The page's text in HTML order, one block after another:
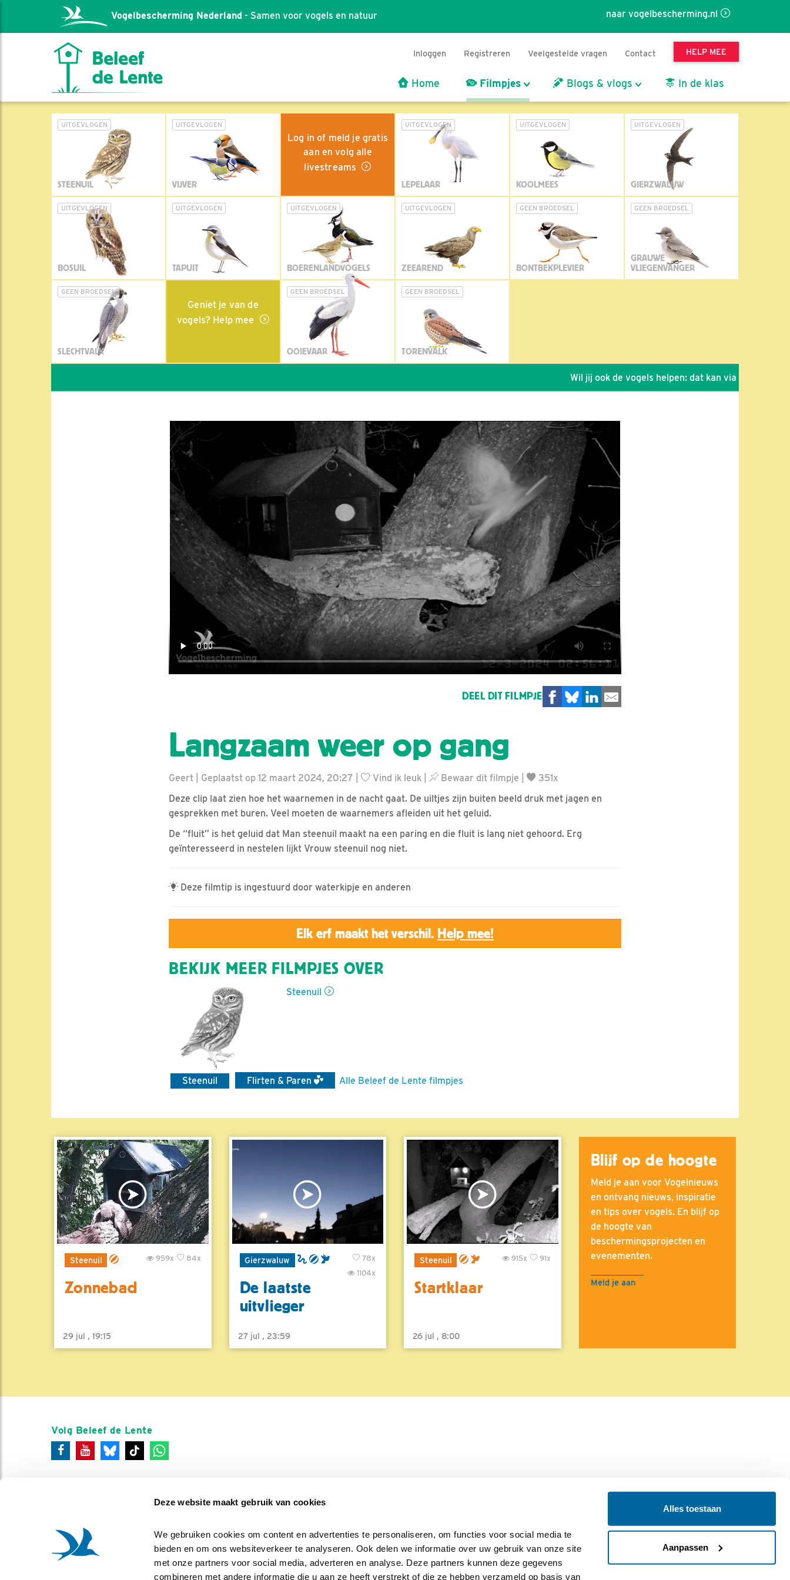
Deze website maakt gebruik van cookies
We gebruiken cookies om content en advertenties te personaliseren, om functies voor social media te
bieden en om ons websiteverkeer te analyseren. Ook delen we informatie over uw gebruik van onze site
met onze partners voor social media, adverteren en analyse. Deze partners kunnen deze gegevens
combineren met andere informatie die u aan ze heeft verstrekt of die ze hebben verzameld op basis van
Alles toestaan
Aanpassen
naar vogelbescherming.nl
Vogelbescherming Nederland - Samen voor vogels en natuur
Inloggen Registreren Veelgestelde vragen Contact HELP MEE
Home Filmpjes Blogs & vlogs In de klas
UITGEVLOGEN
STEENUIL
UITGEVLOGEN
VIJVER
Log in of meld je gratis
aan en volg alle
livestreams
UITGEVLOGEN
LEPELAAR
UITGEVLOGEN
KOOLMEES
UITGEVLOGEN
GIERZWALUW
UITGEVLOGEN
BOSUIL
UITGEVLOGEN
TAPUIT
UITGEVLOGEN
BOERENLANDVOGELS
UITGEVLOGEN
ZEEAREND
GEEN BROEDSEL
BONTBEKPLEVIER
GEEN BROEDSEL
GRAUWE
VLIEGENVANGER
GEEN BROEDSEL
SLECHTVALK
Geniet je van de
vogels? Help mee
GEEN BROEDSEL
OOIEVAAR
GEEN BROEDSEL
TORENVALK
Wil jij ook de vogels helpen: dat kan via de link!
DEEL DIT FILMPJE
Langzaam weer op gang
Geert | Geplaatst op 12 maart 2024, 20:27 | Vind ik leuk Bewaar dit filmpje
351x
Deze clip laat zien hoe het waarnemen in de nacht gaat. De uiltjes zijn buiten beeld druk met jagen en
gesprekken met buren. Veel moeten de waarnemers afleiden uit het geluid.
De “fluit” is het geluid dat Man steenuil maakt na een paring en die fluit is lang niet gehoord. Erg
geïnteresseerd in nestelen lijkt Vrouw steenuil nog niet.
Deze filmtip is ingestuurd door waterkipje en anderen
Elk erf maakt het verschil. Help mee!
BEKIJK MEER FILMPJES OVER
Steenuil
Steenuil Flirten & Paren Alle Beleef de Lente filmpjes
Steenuil 84x
959x
Zonnebad
29 jul , 19:15
Gierzwaluw
78x
1104x
De laatste
uitvlieger
27 jul , 23:59
Steenuil 91x
915x
Startklaar
26 jul , 8:00
Blijf op de hoogte
Meld je aan voor Vogelnieuws
en ontvang nieuws, inspiratie
en tips over vogels. En blijf op
de hoogte van
beschermingsprojecten en
evenementen.
Meld je aan
Volg Beleef de Lente
Colofon